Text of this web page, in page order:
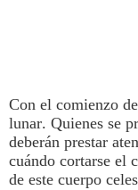
Con el comienzo
lunar. Quienes se
deberán prestar
cuándo cortarse el
de este cuerpo